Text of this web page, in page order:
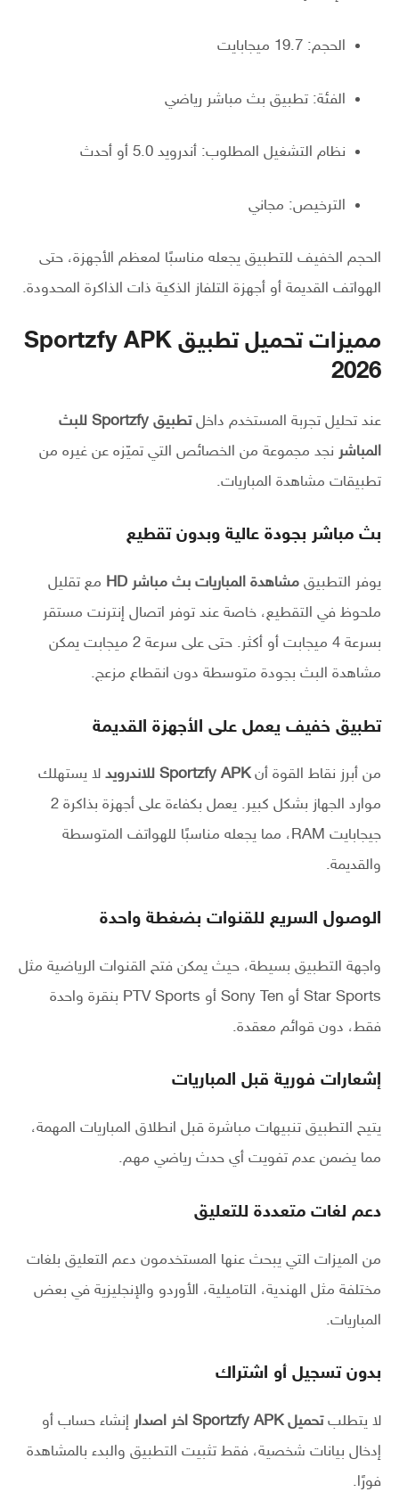
الحجم: 19.7 ميجابايت
الفئة: تطبيق بث مباشر رياضي
نظام التشغيل المطلوب: أندرويد 5.0 أو أحدث
الترخيص: مجاني
الحجم الخفيف للتطبيق يجعله مناسبًا لمعظم الأجهزة، حتى
الهواتف القديمة أو أجهزة التلفاز الذكية ذات الذاكرة المحدودة.
مميزات تحميل تطبيق Sportzfy APK
2026
عند تحليل تجربة المستخدم داخل
تطبيق Sportzfy للبث
المباشر نجد مجموعة من الخصائص التي تميّزه عن غيره من
تطبيقات مشاهدة المباريات.
بث مباشر بجودة عالية وبدون تقطيع
يوفر التطبيق مشاهدة المباريات بث مباشر HD
مع تقليل
ملحوظ في التقطيع، خاصة عند توفر اتصال إنترنت مستقر
بسرعة 4 ميجابت أو أكثر. حتى على سرعة 2 ميجابت يمكن
مشاهدة البث بجودة متوسطة دون انقطاع مزعج.
تطبيق خفيف يعمل على الأجهزة القديمة
من أبرز نقاط القوة أنSportzfy APK للاندرويد
لا يستهلك
موارد الجهاز بشكل كبير. يعمل بكفاءة على أجهزة بذاكرة 2
جيجابايت RAM، مما يجعله مناسبًا للهواتف المتوسطة
والقديمة.
الوصول السريع للقنوات بضغطة واحدة
واجهة التطبيق بسيطة، حيث يمكن فتح القنوات الرياضية مثل
Star Sports أو Sony Ten أو PTV Sports بنقرة واحدة
فقط، دون قوائم معقدة.
إشعارات فورية قبل المباريات
يتيح التطبيق تنبيهات مباشرة قبل انطلاق المباريات المهمة،
مما يضمن عدم تفويت أي حدث رياضي مهم.
دعم لغات متعددة للتعليق
من الميزات التي يبحث عنها المستخدمون دعم التعليق بلغات
مختلفة مثل الهندية، التاميلية، الأوردو والإنجليزية في بعض
المباريات.
بدون تسجيل أو اشتراك
لا يتطلبتحميل Sportzfy APK اخر اصدار
إنشاء حساب أو
إدخال بيانات شخصية، فقط تثبيت التطبيق والبدء بالمشاهدة
فورًا.